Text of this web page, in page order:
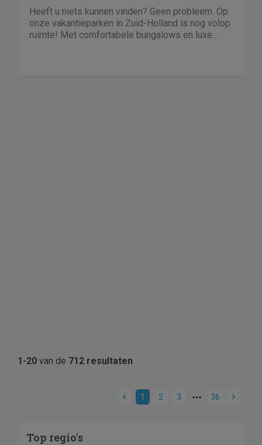
Heeft u niets kunnen vinden? Geen probleem. Op
onze vakantieparken in Zuid-Holland is nog volop
ruimte! Met comfortabele bungalows en luxe
1-20 van de 712 resultaten
1 2 3 36
Top regio's